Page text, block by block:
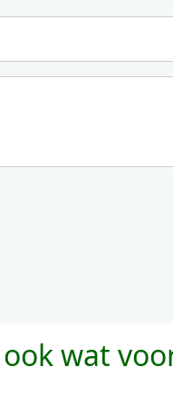
wat